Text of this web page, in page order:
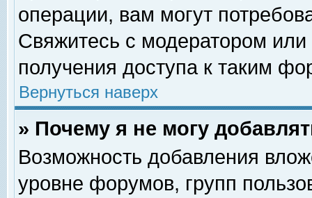
операции, вам могут
Свяжитесь с модератором
получения доступа к таким
Вернуться наверх
» Почему я не могу
Возможность добавления
уровне форумов, групп